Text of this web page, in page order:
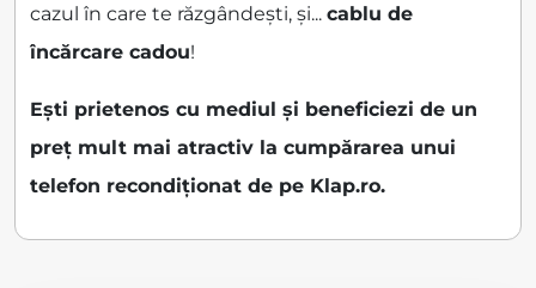
cazul în care te răzgândești, și... cablu de
încărcare cadou!
Ești prietenos cu mediul și beneficiezi de un
preț mult mai atractiv la cumpărarea unui
telefon recondiționat de pe Klap.ro.